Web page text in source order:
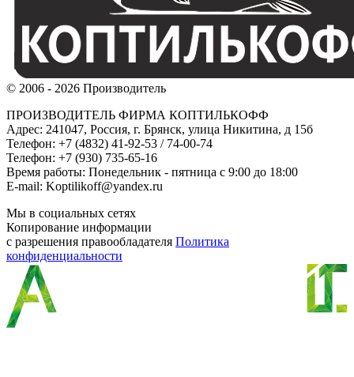
© 2006 - 2026 Производитель
ПРОИЗВОДИТЕЛЬ ФИРМА КОПТИЛЬКОФФ
Адрес: 241047, Россия, г. Брянск, улица Никитина, д 15б
Телефон: +7 (4832) 41-92-53 / 74-00-74
Телефон: +7 (930) 735-65-16
Время работы: Понедельник - пятница с 9:00 до 18:00
E-mail: Koptilikoff@yandex.ru
Мы в социальных сетях
Копирование информации
с разрешения правообладателя Политика
конфиденциальности